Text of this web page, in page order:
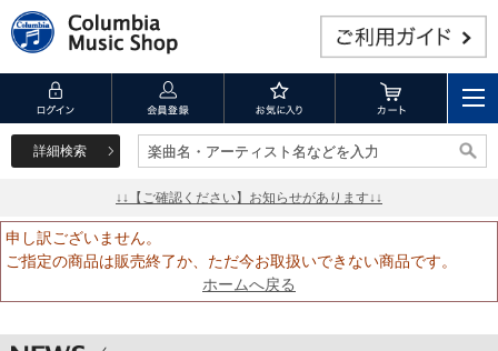
詳細検索 楽曲名・アーティスト名などを入力
楽曲名・アーティスト名などを入力
↓↓【ご確認ください】お知らせがあります↓↓
申し訳ございません。
ご指定の商品は販売終了か、ただ今お取扱いできない商品です。
ホームへ戻る